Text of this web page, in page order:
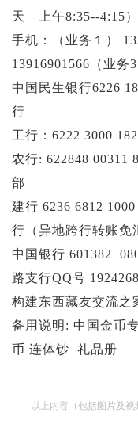
天 上午8:35--4:15）
手机：（业务１）
13916901566（业务
中国民生银行6226
行
工行：6222 3000
农行: 622848 00311
部
建行 6236 6812
行（异地跨行转账免
中国银行 601382
路支行QQ号
构建东西藏友交流之
备用说明: 中国金币
币 连体钞 礼品册
以上内容（包括图片及视